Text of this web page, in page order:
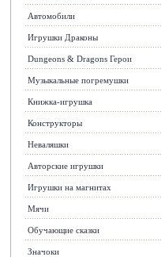
Автомобили
Игрушки Драконы
Dungeons & Dragons Герои
Музыкальные погремушки
Книжка-игрушка
Конструкторы
Неваляшки
Авторские игрушки
Игрушки на магнитах
Мячи
Обучающие сказки
Значоки